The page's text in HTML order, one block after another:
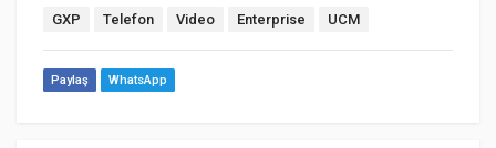
GXP Telefon Video Enterprise UCM
Paylaş WhatsApp